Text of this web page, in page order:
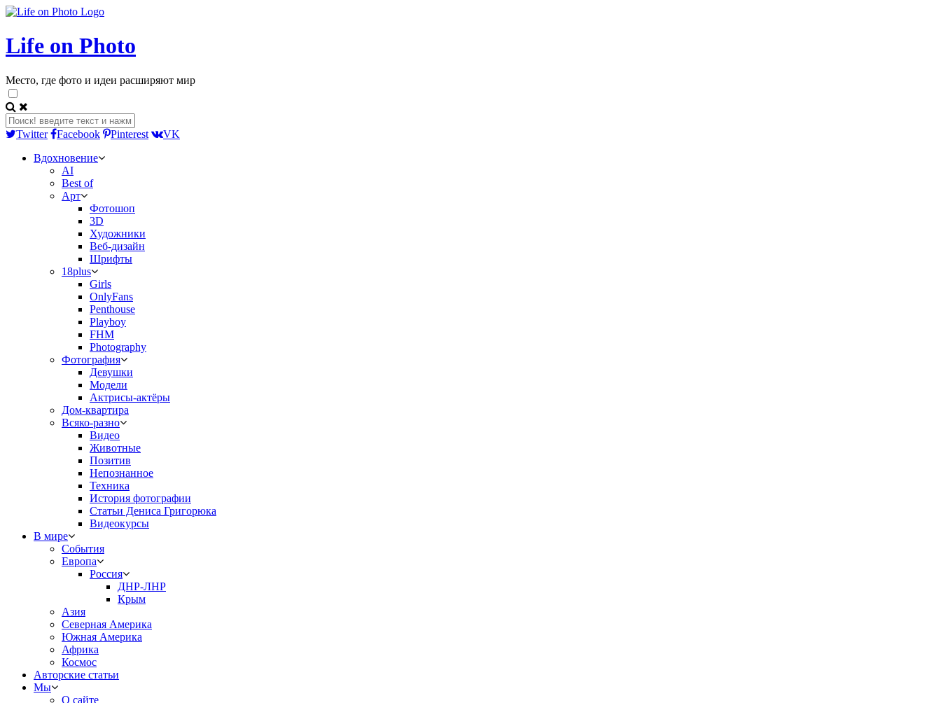
Life on Photo
Место, где фото и идеи расширяют мир
Twitter Facebook Pinterest
VK
Вдохновение
AI
Best of
Арт
Фотошоп
3D
Художники
Веб-дизайн
Шрифты
18plus
Girls
OnlyFans
Penthouse
Playboy
FHM
Photography
Фотография
Девушки
Модели
Актрисы-актёры
Дом-квартира
Всяко-разно
Видео
Животные
Позитив
Непознанное
Техника
История фотографии
Статьи Дениса Григорюка
Видеокурсы
В мире
События
Европа
Россия
ДНР-ЛНР
Крым
Азия
Северная Америка
Южная Америка
Африка
Космос
Авторские статьи
Мы
О сайте